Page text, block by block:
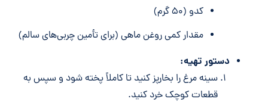
کدو (۵۰ گرم)
مقدار کمی روغن ماهی (برای تأمین چربی‌های سالم)
دستور تهیه:
سینه مرغ را بخارپز کنید تا کاملاً پخته شود و سپس به
قطعات کوچک خرد کنید.